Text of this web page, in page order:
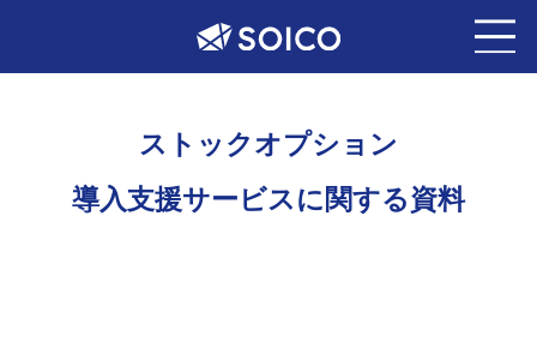
ス ト ックオプショ ン
導入支援サービスに関する資料